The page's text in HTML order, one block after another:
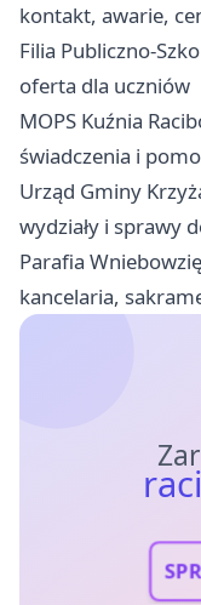
kontakt, awarie,
Filia Publiczno-
oferta dla uczniów
MOPS Kuźnia
świadczenia i
Urząd Gminy
wydziały i sprawy
Parafia
kancelaria,